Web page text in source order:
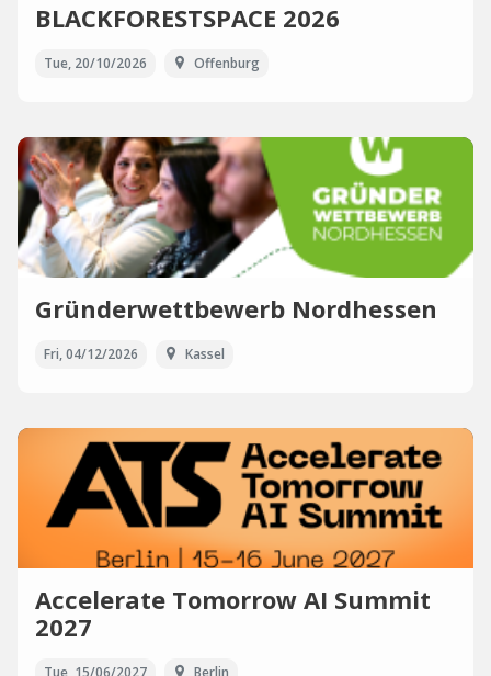
BLACKFORESTSPACE 2026
Tue, 20/10/2026 Offenburg
Gründerwettbewerb Nordhessen
Fri, 04/12/2026 Kassel
Accelerate Tomorrow AI Summit
2027
Tue, 15/06/2027 Berlin